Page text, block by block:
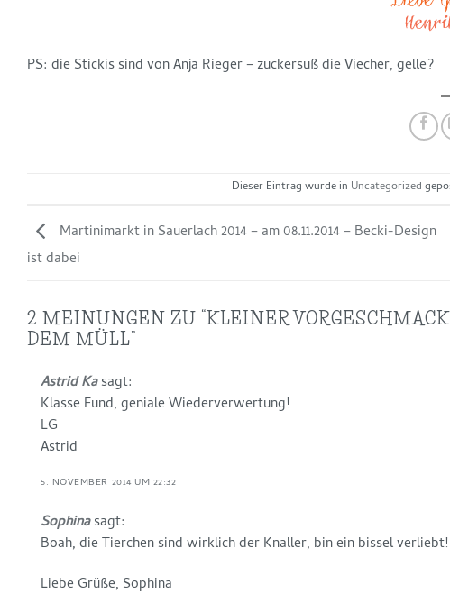
PS: die Stickis sind von Anja Rieger – zuckersüß die Viecher, gelle?
Dieser Eintrag wurde in Uncategorized
Martinimarkt in Sauerlach 2014 – am 08.11.2014 – Becki-Design
ist dabei
2 MEINUNGEN ZU “KLEINER
DEM MÜLL”
Astrid Kasagt:
Klasse Fund, geniale Wiederverwertung!
LG
Astrid
5. NOVEMBER 2014 UM 22:32
Sophinasagt:
Boah, die Tierchen sind wirklich der Knaller, bin ein bissel verliebt!
Liebe Grüße, Sophina